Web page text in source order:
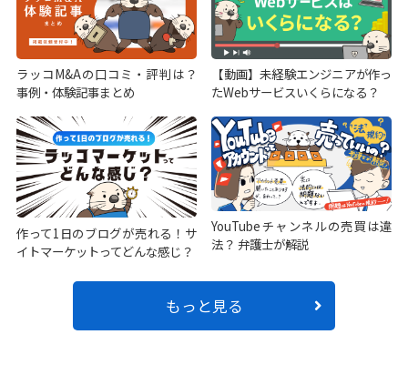
ラッコM&Aの口コミ・評判は？
事例・体験記事まとめ
【動画】未経験エンジニアが作っ
たWebサービスいくらになる？
作って1日のブログが売れる！サ
イトマーケットってどんな感じ？
YouTubeチャンネルの売買は違
法？ 弁護士が解説
もっと見る